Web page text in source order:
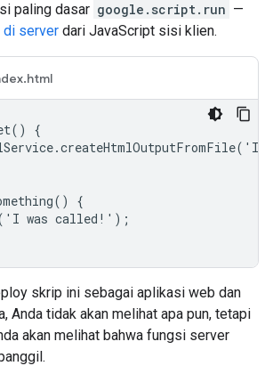
paling dasar google.script.run —
di server dari JavaScript sisi klien.
{
{
was called!');
skrip ini sebagai aplikasi web dan
Anda tidak akan melihat apa pun, tetapi
akan melihat bahwa fungsi server